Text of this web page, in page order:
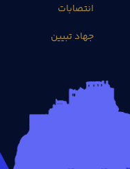
انتصابات
جهاد تبیین